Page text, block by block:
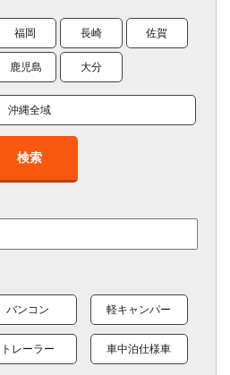
福岡 長崎 佐賀
鹿児島 大分
沖縄全域
検索
バンコン 軽キャンパー
トレーラー 車中泊仕様車